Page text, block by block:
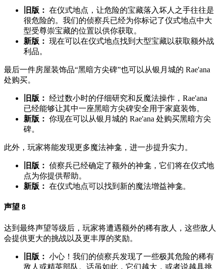
旧版： 在仪式地点，让危险的宝藏落入坏人之手往往是
很危险的。我们的侦察兵已经为你标记了仪式地点中大
型受尊崇宝藏的位置以供你获取。
新版： 现在可以在仪式地点找到大型宝藏以获取额外战
利品。
最后一件房屋装饰品“黑暗方尖碑”也可以从银月城的 Rae'ana
处购买。
旧版： 经过数小时的仔细研究和反魔法操作，Rae'ana
已经能够让其中一座黑暗方尖碑安全用于家庭装饰。
新版： 你现在可以从银月城的 Rae'ana 处购买黑暗方尖
碑。
此外，玩家将能发现更多魔法神龛，进一步提升实力。
旧版： 侦察兵已经确定了额外的神龛，它们将在仪式地
点为你提供帮助。
新版： 在仪式地点可以找到新的魔法增益神龛。
声望 8
达到最终声望等级后，玩家将遭遇额外的稀有敌人，这些敌人
会提供更大的挑战以及更丰厚的奖励。
旧版： 小心！我们的侦察兵发现了一些极其危险的稀有
敌人或精英部队。话虽如此，它们越大，或者说越具挑